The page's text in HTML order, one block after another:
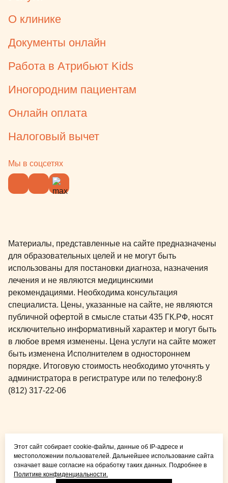
О клинике
Документы онлайн
Работа в Атрибьют Kids
Иногородним пациентам
Онлайн оплата
Налоговый вычет
Мы в соцсетях
Материалы, представленные на сайте предназначены
для образовательных целей и не могут быть
использованы для постановки диагноза, назначения
лечения и не являются медицинскими
рекомендациями. Необходима консультация
специалиста. Цены, указанные на сайте, не являются
публичной офертой в смысле статьи 435 ГК.РФ, носят
исключительно информативный характер и могут быть
в любое время изменены. Цена услуги на сайте может
быть изменена Исполнителем в одностороннем
порядке. Итоговую стоимость необходимо уточнять у
администратора в регистратуре или по телефону:8
(812) 317-22-06
детей и взрослых
Этот сайт собирает cookie-файлы, данные об IP-адресе и
местоположении пользователей. Дальнейшее использование сайта
означает ваше согласие на обработку таких данных. Подробнее в
Политике конфиденциальности.